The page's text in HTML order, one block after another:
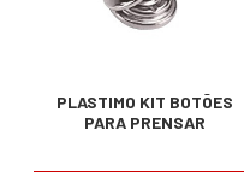
PLASTIMO KIT BOTÕES
PARA PRENSAR